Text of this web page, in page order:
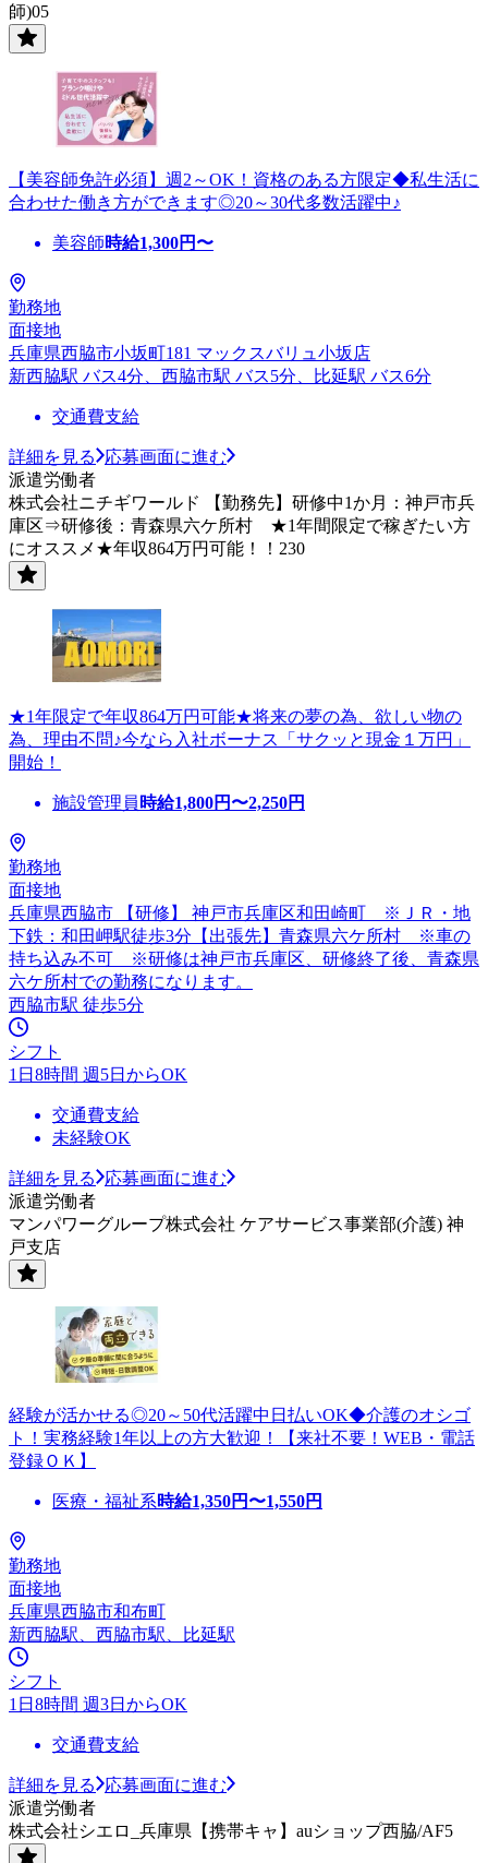
師)05
【美容師免許必須】週2～OK！資格のある方限定◆私生活に
合わせた働き方ができます◎20～30代多数活躍中♪
美容師時給1,300円〜
勤務地
面接地
兵庫県西脇市小坂町181 マックスバリュ小坂店
新西脇駅 バス4分、西脇市駅 バス5分、比延駅 バス6分
交通費支給
詳細を見る
応募画面に進む
派遣労働者
株式会社ニチギワールド 【勤務先】研修中1か月：神戸市兵
庫区⇒研修後：青森県六ケ所村 ★1年間限定で稼ぎたい方
にオススメ★年収864万円可能！！230
★1年限定で年収864万円可能★将来の夢の為、欲しい物の
為、理由不問♪今なら入社ボーナス「サクッと現金１万円」
開始！
施設管理員 時給1,800円〜2,250円
勤務地
面接地
兵庫県西脇市 【研修】 神戸市兵庫区和田崎町 ※ＪＲ・地
下鉄：和田岬駅徒歩3分【出張先】青森県六ケ所村 ※車の
持ち込み不可 ※研修は神戸市兵庫区、研修終了後、青森県
六ケ所村での勤務になります。
西脇市駅 徒歩5分
シフト
1日8時間 週5日からOK
交通費支給
未経験OK
詳細を見る
応募画面に進む
派遣労働者
マンパワーグループ株式会社 ケアサービス事業部(介護) 神
戸支店
経験が活かせる◎20～50代活躍中日払いOK◆介護のオシゴ
ト！実務経験1年以上の方大歓迎！【来社不要！WEB・電話
登録ＯＫ】
医療・福祉系時給1,350円〜1,550円
勤務地
面接地
兵庫県西脇市和布町
新西脇駅、西脇市駅、比延駅
シフト
1日8時間 週3日からOK
交通費支給
詳細を見る
応募画面に進む
派遣労働者
株式会社シエロ_兵庫県【携帯キャ】auショップ西脇/AF5